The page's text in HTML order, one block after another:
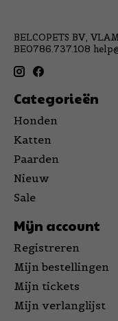
BELCOPETS BV,
BE0786.737.108
Categorieën
Honden
Katten
Paarden
Nieuw
Sale
Mijn account
Registreren
Mijn bestellingen
Mijn tickets
Mijn verlanglijst